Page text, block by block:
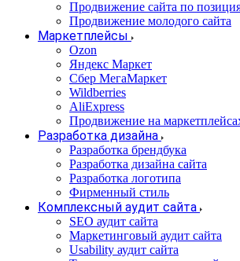
Продвижение сайта по
Продвижение молодого сайта
Маркетплейсы
Ozon
Яндекс Маркет
Сбер МегаМаркет
Wildberries
AliExpress
Продвижение на
Разработка дизайна
Разработка брендбука
Разработка дизайна сайта
Разработка логотипа
Фирменный стиль
Комплексный аудит сайта
SEO аудит сайта
Маркетинговый аудит сайта
Usability аудит сайта